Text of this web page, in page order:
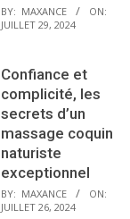
BY: MAXANCE
ON:
JUILLET 29, 2024
Confiance et
complicité, les
secrets d’un
massage coquin
naturiste
exceptionnel
BY: MAXANCE
ON:
JUILLET 26, 2024